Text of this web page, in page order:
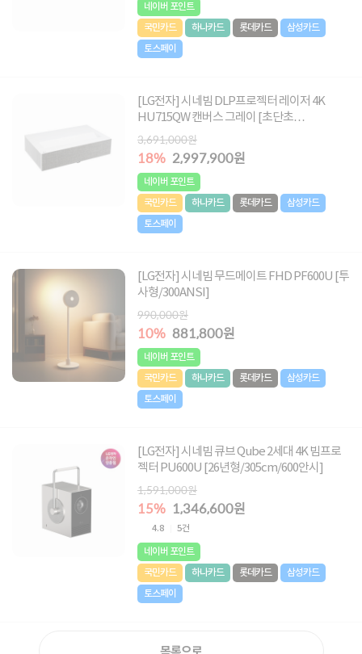
네이버 포인트
국민카드
하나카드 롯데카드
삼성카드
토스페이
[LG전자] 시네빔 DLP프로젝터 레이저 4K
HU715QW 캔버스 그레이 [초단초
점/305cm/2,500안시]
3,691,000원
18% 2,997,900원
네이버 포인트
국민카드
하나카드 롯데카드
삼성카드
토스페이
[LG전자] 시네빔 무드메이트 FHD PF600U [투
사형/300ANSI]
990,000원
10% 881,800원
네이버 포인트
국민카드
하나카드 롯데카드
삼성카드
토스페이
[LG전자] 시네빔 큐브 Qube 2세대 4K 빔프로
젝터 PU600U [26년형/305cm/600안시]
1,591,000원
15% 1,346,600원
4.8 5건
네이버 포인트
국민카드
하나카드 롯데카드
삼성카드
토스페이